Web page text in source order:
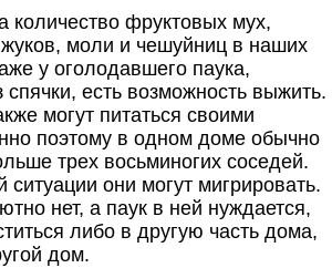
количество фруктовых мух,
моли и чешуйниц в наших
у оголодавшего паука,
спячки, есть возможность выжить.
могут питаться своими
поэтому в одном доме обычно
трех восьминогих соседей.
ситуации они могут мигрировать.
нет, а паук в ней нуждается,
либо в другую часть дома,
дом.